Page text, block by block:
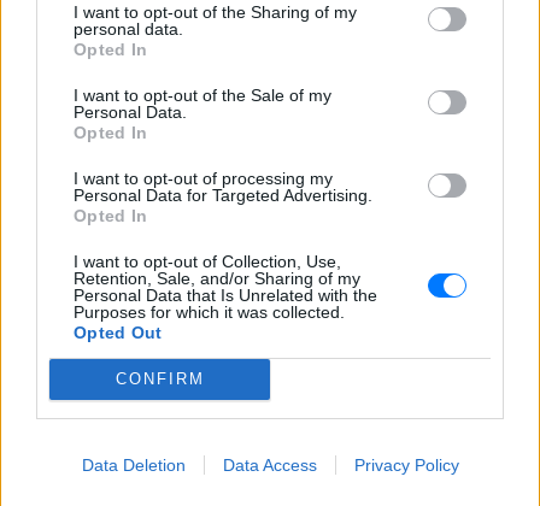
I want to opt-out of the Sharing of my
personal data.
Opted In
I want to opt-out of the Sale of my
Personal Data.
Opted In
I want to opt-out of processing my
Personal Data for Targeted Advertising.
Opted In
I want to opt-out of Collection, Use,
Retention, Sale, and/or Sharing of my
Personal Data that Is Unrelated with the
Purposes for which it was collected.
Opted Out
CONFIRM
Data Deletion Data Access Privacy Policy
και μάθετε πρώτοι
τα πιο hot νέα .